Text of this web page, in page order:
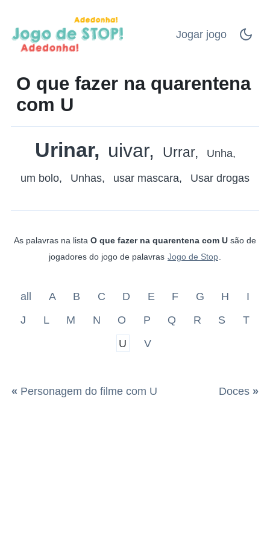
Jogar jogo
O que fazer na quarentena
com U
Urinar uivar Urrar Unha
um bolo Unhas usar mascara Usar drogas
As palavras na lista O que fazer na quarentena com U são de
jogadores do jogo de palavras Jogo de Stop
all A B C D E F G H
I
J
L M N O P Q R S
T
U
V
« Personagem do filme com U Doces »